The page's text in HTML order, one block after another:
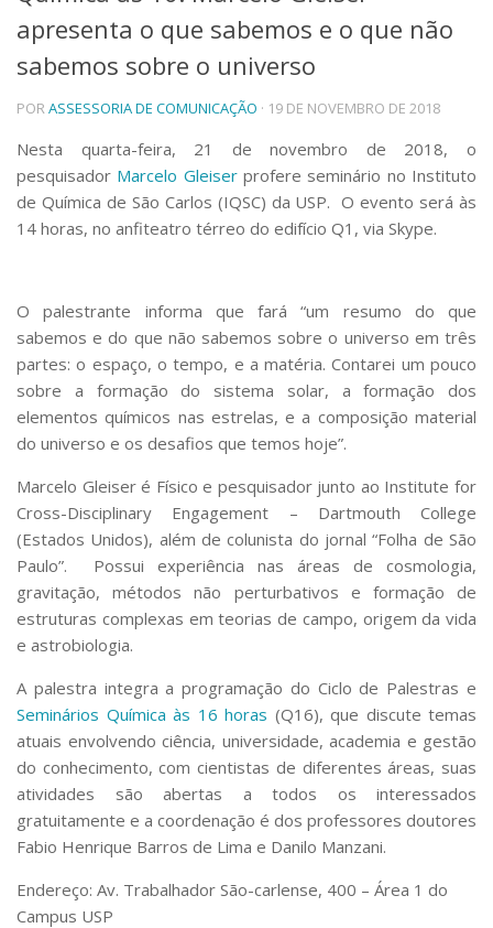
Telefones e Mapas
Pessoas
Ensino
Graduação
Educação a distância
Cursos de Extensão
Pesquisa e Inovação
Iniciação Científica
Transferência de Tecnologia
Empresas Juniores
Extensão à Comunidade
Projetos, Programas e Cursos
Artes, Cultura e Esportes
Serviços
Bibliotecas
Apoio ao Estudante
Segurança, Trânsito e Prevenção
RH, Administrativo e Financeiro
Outros serviços
Comunicação
Assessorias e Mídias
Aplicativos e Sites
Jornal da USP
Agenda de Eventos
Defesa de Teses
apresenta o que sabemos e o que não
sabemos sobre o universo
PORASSESSORIA DE COMUNICAÇÃO · 19 DE NOVEMBRO DE 2018
Nesta quarta-feira, 21 de novembro de 2018, o
pesquisador Marcelo Gleiserprofere seminário no Instituto
de Química de São Carlos (IQSC) da USP. O evento será às
14 horas, no anfiteatro térreo do edifício Q1, via Skype.
O palestrante informa que fará “um resumo do que
sabemos e do que não sabemos sobre o universo em três
partes: o espaço, o tempo, e a matéria. Contarei um pouco
sobre a formação do sistema solar, a formação dos
elementos químicos nas estrelas, e a composição material
do universo e os desafios que temos hoje”.
Marcelo Gleiser é Físico e pesquisador junto ao Institute for
Cross-Disciplinary Engagement – Dartmouth College
(Estados Unidos), além de colunista do jornal “Folha de São
Paulo”. Possui experiência nas áreas de cosmologia,
gravitação, métodos não perturbativos e formação de
estruturas complexas em teorias de campo, origem da vida
e astrobiologia.
A palestra integra a programação do Ciclo de Palestras e
Seminários Química às 16 horas (Q16), que discute temas
atuais envolvendo ciência, universidade, academia e gestão
do conhecimento, com cientistas de diferentes áreas, suas
atividades são abertas a todos os interessados
gratuitamente e a coordenação é dos professores doutores
Fabio Henrique Barros de Lima e Danilo Manzani.
Endereço: Av. Trabalhador São-carlense, 400 – Área 1 do
Campus USP